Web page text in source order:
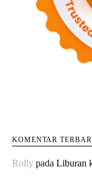
KOMENTAR
Rolly pada Liburan